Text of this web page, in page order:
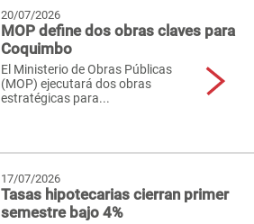
20/07/2026
MOP define dos obras claves para
Coquimbo
El Ministerio de Obras Públicas
(MOP) ejecutará dos obras
estratégicas para...
17/07/2026
Tasas hipotecarias cierran primer
semestre bajo 4%